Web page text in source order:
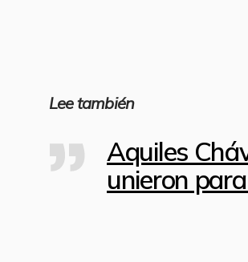
Lee también
Aquiles
unieron